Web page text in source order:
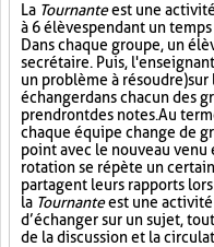
La Tournanteest une
à 6 élèves pendant un
Dans chaque groupe, un
secrétaire. Puis,
un problème à résoudre)
échanger dans chacun des
prendront des notes. Au
chaque équipe change de
point avec le nouveau venu
rotation se répète un
partagent leurs rapports
la Tournanteest une activité
d’échanger sur un sujet,
de la discussion et la